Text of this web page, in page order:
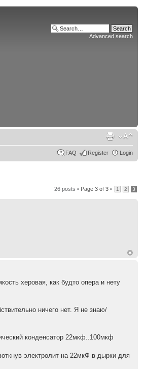
Advanced search
FAQ Register Login
26 posts • Page 3 of 3 • 1 2 3
херовая, как будто опера и нету
ничего нет. Я не знаю/
конденсатор 22мкф..100мкф
электролит на 22мкФ в дырки для